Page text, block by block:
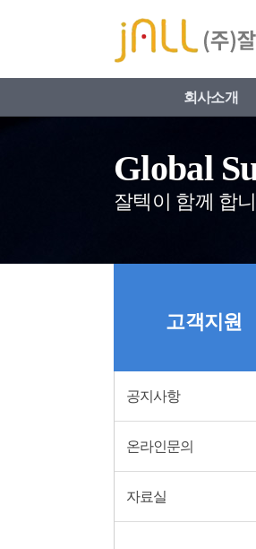
회사소개
Global
잘텍이 함께 합
고객지원
공지사항
온라인문의
자료실